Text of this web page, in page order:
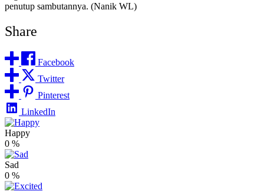
penutup sambutannya. (Nanik WL)
Share
Facebook
Twitter
Pinterest
LinkedIn
Happy
0 %
Sad
0 %